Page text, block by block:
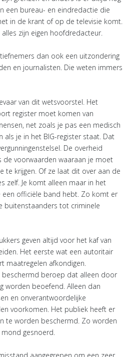
een bureau- en eindredactie die
in de krant of op de televisie komt.
zijn eigen hoofdredacteur.
dan ook een uitzondering
en journalisten. Die weten immers
van dit wetsvoorstel. Het
register moet komen van
net zoals je pas een medisch
als je in het BIG-register staat. Dat
De overheid
voorwaarden waaraan je moet
te krijgen. Of ze laat dit over aan de
zelf. Je komt alleen maar in het
een officiële band hebt. Zo komt er
buitenstaanders tot criminele
geven altijd voor het kaf van
Het eerste wat een autoritair
maatregelen afkondigen.
beschermd beroep dat alleen door
worden beoefend. Alleen dan
en onverantwoordelijke
voorkomen. Het publiek heeft er
te worden beschermd. Zo worden
gesnoerd.
aangegrepen om een zeer